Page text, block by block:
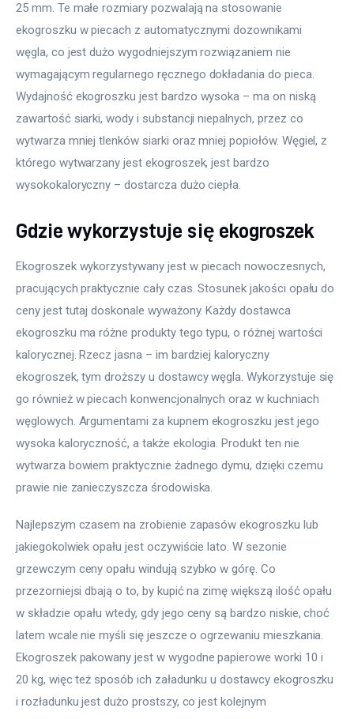
25 mm. Te małe rozmiary pozwalają na stosowanie
ekogroszku w piecach z automatycznymi dozownikami
węgla, co jest dużo wygodniejszym rozwiązaniem nie
wymagającym regularnego ręcznego dokładania do pieca.
Wydajność ekogroszku jest bardzo wysoka – ma on niską
zawartość siarki, wody i substancji niepalnych, przez co
wytwarza mniej tlenków siarki oraz mniej popiołów. Węgiel, z
którego wytwarzany jest ekogroszek, jest bardzo
wysokokaloryczny – dostarcza dużo ciepła.
Gdzie wykorzystuje się ekogroszek
Ekogroszek wykorzystywany jest w piecach nowoczesnych,
pracujących praktycznie cały czas. Stosunek jakości opału do
ceny jest tutaj doskonale wyważony. Każdy dostawca
ekogroszku ma różne produkty tego typu, o różnej wartości
kalorycznej. Rzecz jasna – im bardziej kaloryczny
ekogroszek, tym droższy u dostawcy węgla. Wykorzystuje się
go również w piecach konwencjonalnych oraz w kuchniach
węglowych. Argumentami za kupnem ekogroszku jest jego
wysoka kaloryczność, a także ekologia. Produkt ten nie
wytwarza bowiem praktycznie żadnego dymu, dzięki czemu
prawie nie zanieczyszcza środowiska.
Najlepszym czasem na zrobienie zapasów ekogroszku lub
jakiegokolwiek opału jest oczywiście lato. W sezonie
grzewczym ceny opału windują szybko w górę. Co
przezorniejsi dbają o to, by kupić na zimę większą ilość opału
w składzie opału wtedy, gdy jego ceny są bardzo niskie, choć
latem wcale nie myśli się jeszcze o ogrzewaniu mieszkania.
Ekogroszek pakowany jest w wygodne papierowe worki 10 i
20 kg, więc też sposób ich załadunku u dostawcy ekogroszku
i rozładunku jest dużo prostszy, co jest kolejnym